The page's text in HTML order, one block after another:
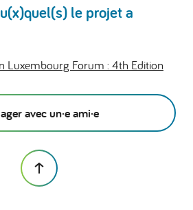
le projet a
Luxembourg Forum : 4th Edition
avec un·e ami·e